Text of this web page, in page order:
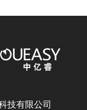
技有限公司